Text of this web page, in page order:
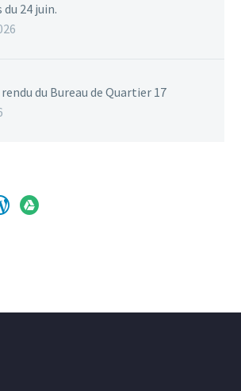
24 juin.
du Bureau de Quartier 17